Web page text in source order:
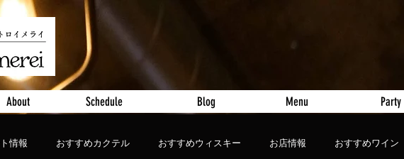
About Schedule Blog Menu Party
情報 おすすめカクテル おすすめウィスキー お店情報 おすすめワイン